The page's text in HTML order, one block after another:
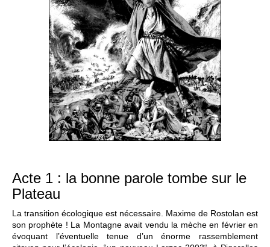
Acte 1 : la bonne parole tombe sur le
Plateau
La transition écologique est nécessaire. Maxime de Rostolan est
son prophète ! La Montagne avait vendu la mèche en février en
évoquant l’éventuelle tenue d’un énorme rassemblement